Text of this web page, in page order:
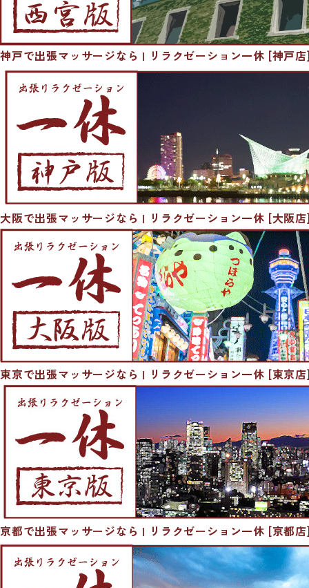
神戸で出張マッサージなら | リラクゼーション一休 [神戸
大阪で出張マッサージなら | リラクゼーション一休 [大阪
東京で出張マッサージなら | リラクゼーション一休 [東京
京都で出張マッサージなら | リラクゼーション一休 [京都